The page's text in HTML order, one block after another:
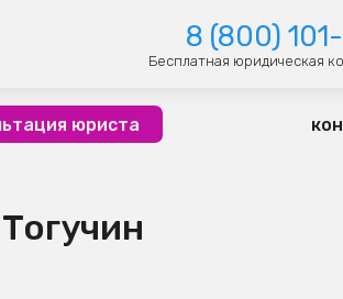
8 (800)
Бесплатная юридическая
юриста